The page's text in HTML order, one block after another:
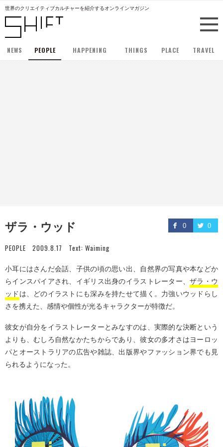
世界のクリエイティブカルチャーを紹介するオンラインマガジン
NEWS PEOPLE HAPPENING THINGS PLACE TRAVEL
0 0
ザラ・ウッド
PEOPLE 2009.8.17 Text: Waiming
小耳にはさんだ会話、子供の頃の思い出、自然界の写真や本などか
らインスパイアされ、イギリス出身のイラストレーター、ザラ・ウ
ッド は、どのイラストにも深みを持たせて描く。力強いウッドらし
さを携えた、感情や個性が光るキャラクターが特徴だ。
彼女が自分をイラストレーターとみなすのは、実際的な決断という
よりも、むしろ自然なかたちからであり、彼女の多才さはヨーロッ
パとオーストラリアの広告や雑誌、出版界やファッション界でも見
られるようになった。